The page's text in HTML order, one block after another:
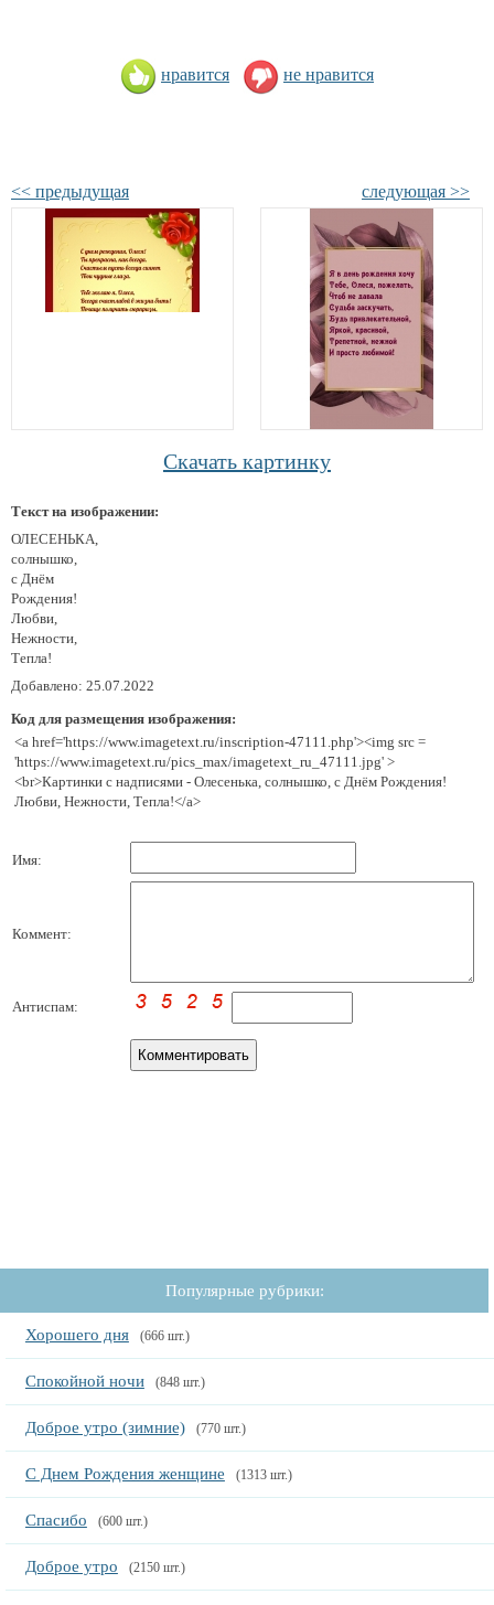
нравится не нравится
<< предыдущая следующая >>
Скачать картинку
Текст на изображении:
ОЛЕСЕНЬКА,
солнышко,
с Днём
Рождения!
Любви,
Нежности,
Тепла!
Добавлено: 25.07.2022
Код для размещения изображения:
<a href='https://www.imagetext.ru/inscription-47111.php'><img src =
'https://www.imagetext.ru/pics_max/imagetext_ru_47111.jpg' >
<br>Картинки с надписями - Олесенька, солнышко, с Днём Рождения!
Любви, Нежности, Тепла!</a>
Имя:
Коммент:
Антиспам:
Популярные рубрики:
Хорошего дня (666 шт.)
Спокойной ночи (848 шт.)
Доброе утро (зимние) (770 шт.)
С Днем Рождения женщине (1313 шт.)
Спасибо (600 шт.)
Доброе утро (2150 шт.)